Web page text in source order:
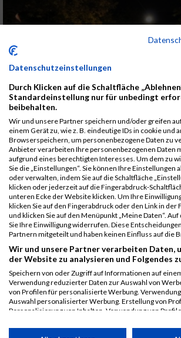
Datenschutzeinstellungen
Durch Klicken auf die Schaltfläche
Standardeinstellung nur für unbedingt
beibehalten.
Wir und unsere Partner speichern und/oder greifen
einem Gerät zu, wie z. B. eindeutige IDs in cookie und
Browserspeichern, um personenbezogene Daten zu
Anbieter verarbeiten Ihre personenbezogenen Daten
aufgrund eines berechtigten Interesses. Um dem zu
Sie die „Einstellungen“. Sie können Ihre Einstellungen
oder verwalten, indem Sie auf die Schaltfläche
klicken oder jederzeit auf die Fingerabdruck-
unteren Ecke der Website klicken. Um Ihre
klicken Sie auf den Fingerabdruck oder den Link in der
und klicken Sie auf den Menüpunkt „Meine Daten“.
Sie Ihre Einwilligung widerrufen. Diese
Partnern mitgeteilt und haben keinen Einfluss auf die
Wir und unsere Partner verarbeiten Daten,
der Website zu analysieren und Folgendes
Speichern von oder Zugriff auf Informationen auf
Verwendung reduzierter Daten zur Auswahl von
von Profilen für personalisierte Werbung.
Auswahl personalisierter Werbung. Erstellung von
Personalisierung von Inhalten. Verwendung von
Performance von Inhalten. Analyse von Zielgruppen